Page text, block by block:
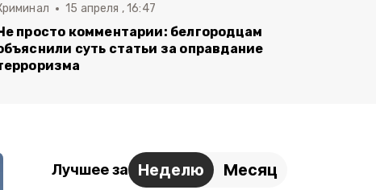
15 апреля , 16:47
просто комментарии: белгородцам
суть статьи за оправдание
Лучшее за Неделю Месяц